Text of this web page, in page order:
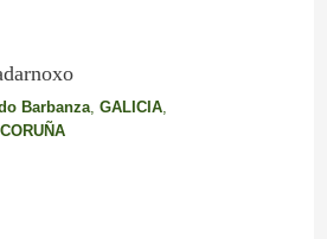
Barbanza, GALICIA,